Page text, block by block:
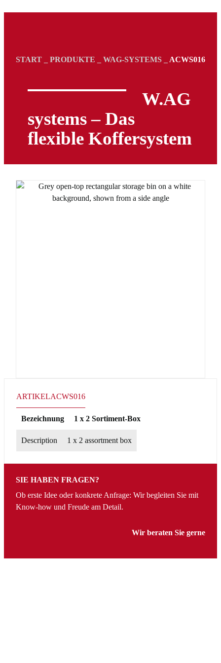
START PRODUKTE WAG-SYSTEMS ACWS016
W.AG
systems – Das
flexible Koffersystem
ARTIKELACWS016
Bezeichnung 1 x 2 Sortiment-Box
Description 1 x 2 assortment box
SIE HABEN FRAGEN?
Ob erste Idee oder konkrete Anfrage: Wir begleiten Sie mit
Know-how und Freude am Detail.
Wir beraten Sie gerne